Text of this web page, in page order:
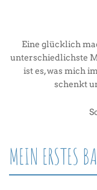
Eine glücklich
unterschiedlichste
ist es, was mich
schenkt
MEIN ERSTES